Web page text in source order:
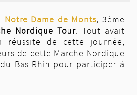
Notre Dame de Monts, 3ème
Nordique Tour. Tout avait
de cette journée,
de cette Marche Nordique
Bas-Rhin pour participer à